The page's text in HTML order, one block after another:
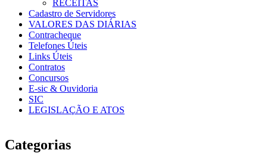
RECEITAS
Cadastro de Servidores
VALORES DAS DIÁRIAS
Contracheque
Telefones Úteis
Links Úteis
Contratos
Concursos
E-sic & Ouvidoria
SIC
LEGISLAÇÃO E ATOS
Categorias